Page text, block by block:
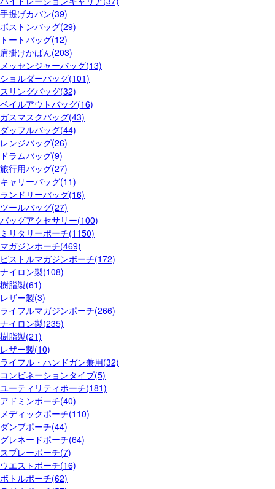
手提げカバン(39)
ボストンバッグ(29)
トートバッグ(12)
肩掛けかばん(203)
メッセンジャーバッグ(13)
ショルダーバッグ(101)
スリングバッグ(32)
ベイルアウトバッグ(16)
ガスマスクバッグ(43)
ダッフルバッグ(44)
レンジバッグ(26)
ドラムバッグ(9)
旅行用バッグ(27)
キャリーバッグ(11)
ランドリーバッグ(16)
ツールバッグ(27)
バッグアクセサリー(100)
ミリタリーポーチ(1150)
マガジンポーチ(469)
ピストルマガジンポーチ(172)
ナイロン製(108)
樹脂製(61)
レザー製(3)
ライフルマガジンポーチ(266)
ナイロン製(235)
樹脂製(21)
レザー製(10)
ライフル・ハンドガン兼用(32)
コンビネーションタイプ(5)
ユーティリティポーチ(181)
アドミンポーチ(40)
メディックポーチ(110)
ダンプポーチ(44)
グレネードポーチ(64)
スプレーポーチ(7)
ウエストポーチ(16)
ボトルポーチ(62)